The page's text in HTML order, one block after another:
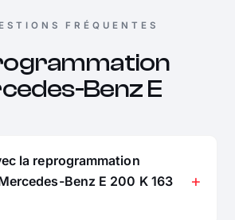
FRÉQUENTES
Benz E
la reprogrammation
Benz E 200 K 163